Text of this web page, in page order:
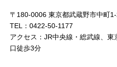
〒180-0006 東京都武蔵野市中町
TEL：0422-50-1177
アクセス：JR中央線・総武線、
口徒歩3分